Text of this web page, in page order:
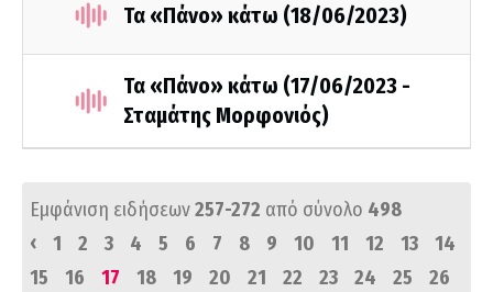
Τα «Πάνο» κάτω (18/06/2023)
Τα «Πάνο» κάτω (17/06/2023 -
Σταμάτης Μορφονιός)
Εμφάνιση ειδήσεων257-272 από σύνολο 498
‹
1 2 3 4 5 6 7 8 9 10 11 12 13
14
15
16 17 18 19 20 21 22 23 24 25
26